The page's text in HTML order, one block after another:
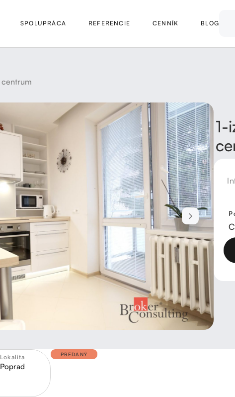
SPOLUPRÁCA REFERENCIE CENNÍK BLOG
1-
Lokalita
Poprad
PREDANÝ